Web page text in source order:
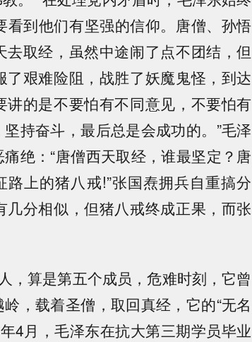
看到他们有坚强的信仰。唐僧、孙悟
取经，虽然中途闹了点不团结，但
艰难险阻，战胜了妖魔鬼怪，到达
的是不要怕有不同意见，不要怕有
持奋斗，最后总是会成功的。”毛泽
绝：“唐僧西天取经，谁最坚定？唐
上的猪八戒!”张国焘拥兵自重搞分
分相似，但猪八戒终成正果，而张
，算是第五个成员，危难时刻，它曾
，载着圣僧，取回真经，它的“无名
4月，毛泽东在抗大第三期学员毕业